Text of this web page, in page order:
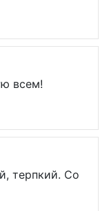
всем!
терпкий. Со